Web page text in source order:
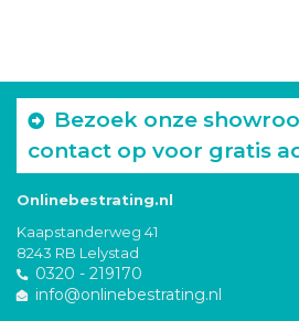
Bezoek onze
contact op voor gratis
Onlinebestrating.nl
Kaapstanderweg 41
8243 RB Lelystad
0320 - 219170
info@onlinebestrating.nl